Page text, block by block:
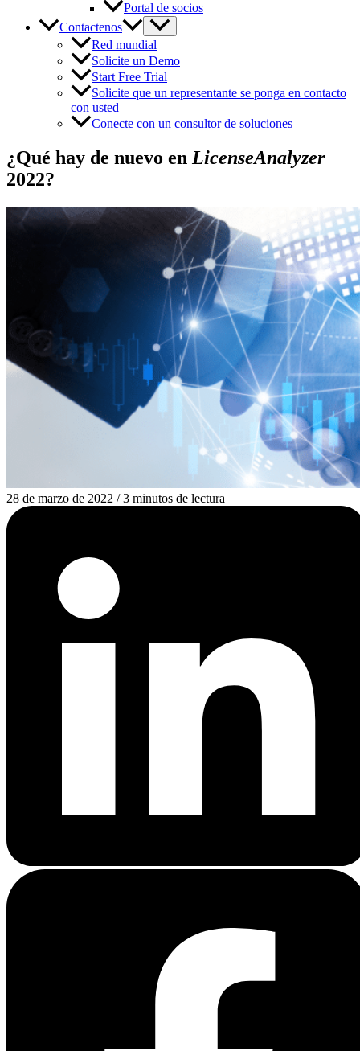
Portal de socios
Contactenos
Red mundial
Solicite un Demo
Start Free Trial
Solicite que un representante se ponga en contacto
con usted
Conecte con un consultor de soluciones
¿Qué hay de nuevo en LicenseAnalyzer
2022?
28 de marzo de 2022 /3 minutos de lectura